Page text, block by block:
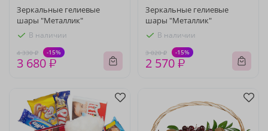
Зеркальные гелиевые
шары "Металлик"
В наличии
4 330 ₽ -15%
3 680 ₽
Зеркальные гелиевые
шары "Металлик"
В наличии
3 020 ₽ -15%
2 570 ₽